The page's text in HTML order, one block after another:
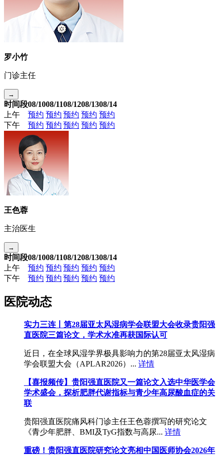
罗小竹
门诊主任
→
时间段08/1008/1108/1208/1308/14
上午
预约 预约 预约 预约 预约
下午
预约 预约 预约 预约 预约
王色蓉
主治医生
→
时间段08/1008/1108/1208/1308/14
上午
预约 预约 预约 预约 预约
下午
预约 预约 预约 预约 预约
医院动态
实力三连丨第28届亚太风湿病学会联盟大会收录贵阳强
直医院三篇论文，学术水准再获国际认可
近日，在全球风湿学界极具影响力的第28届亚太风湿病
学会联盟大会（APLAR2026）... 详情
【喜报频传】贵阳强直医院又一篇论文入选中华医学会
学术盛会，探析肥胖代谢指标与青少年高尿酸血症的关
联
贵阳强直医院痛风科门诊主任王色蓉撰写的研究论文
《青少年肥胖、BMI及TyG指数与高尿... 详情
重磅！贵阳强直医院研究论文亮相中国医师协会2026年